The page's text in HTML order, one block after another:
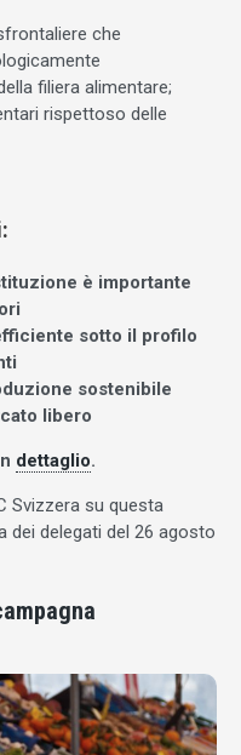
che
filiera alimentare;
rispettoso delle
è importante
sotto il profilo
sostenibile
libero
dettaglio.
Svizzera su questa
dei delegati del 26 agosto